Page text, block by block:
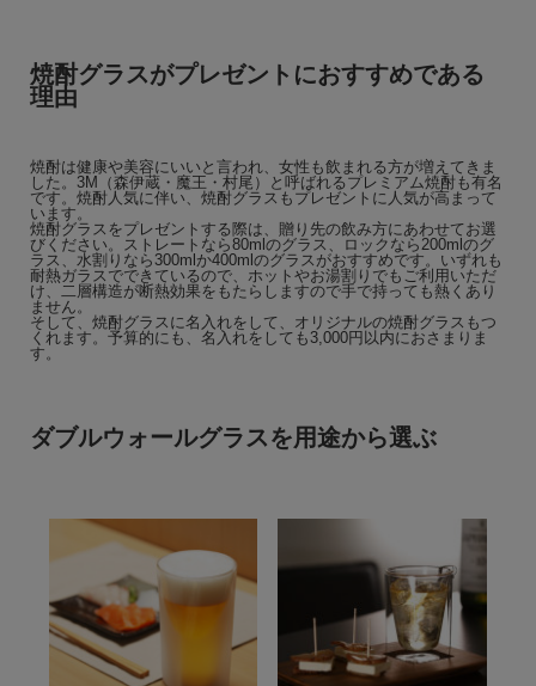
焼酎グラスがプレゼントにおすすめである
理由
焼酎は健康や美容にいいと言われ、女性も飲まれる方が増えてきま
した。3M（森伊蔵・魔王・村尾）と呼ばれるプレミアム焼酎も有名
です。焼酎人気に伴い、焼酎グラスもプレゼントに人気が高まって
います。
焼酎グラスをプレゼントする際は、贈り先の飲み方にあわせてお選
びください。ストレートなら80mlのグラス、ロックなら200mlのグ
ラス、水割りなら300mlか400mlのグラスがおすすめです。いずれも
耐熱ガラスでできているので、ホットやお湯割りでもご利用いただ
け、二層構造が断熱効果をもたらしますので手で持っても熱くあり
ません。
そして、焼酎グラスに名入れをして、オリジナルの焼酎グラスもつ
くれます。予算的にも、名入れをしても3,000円以内におさまりま
す。
ダブルウォールグラスを用途から選ぶ